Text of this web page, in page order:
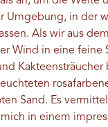
Umgebung, in der
Als wir aus
Wind in eine feine
Sand. Es
in einem